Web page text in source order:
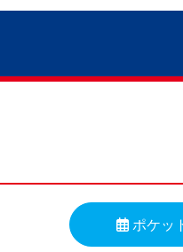
ポケッ